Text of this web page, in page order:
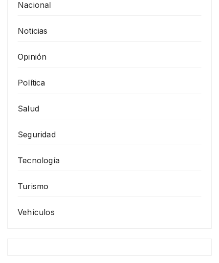
Nacional
Noticias
Opinión
Política
Salud
Seguridad
Tecnología
Turismo
Vehículos